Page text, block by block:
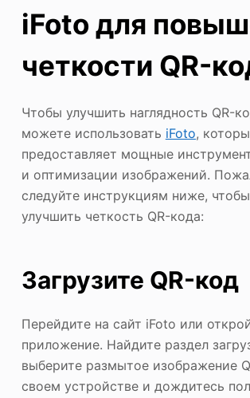
iFoto для
четкости QR-
Чтобы улучшить наглядность QR-
можете использовать iFoto,
предоставляет мощные
и оптимизации изображений.
следуйте инструкциям ниже,
улучшить четкость QR-кода:
Загрузите QR-код
Перейдите на сайт iFoto или
приложение. Найдите раздел
выберите размытое изображение
своем устройстве и дождитесь